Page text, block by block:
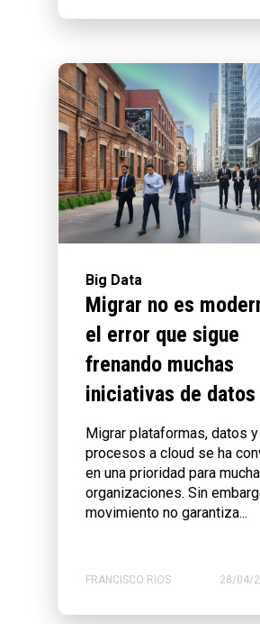
Big Data
Migrar no es
el error que sigue
frenando muchas
iniciativas de datos
Migrar plataformas, datos y
procesos a cloud se ha
en una prioridad para
organizaciones. Sin
movimiento no garantiza...
FRANCISCO RIOS 28/04/